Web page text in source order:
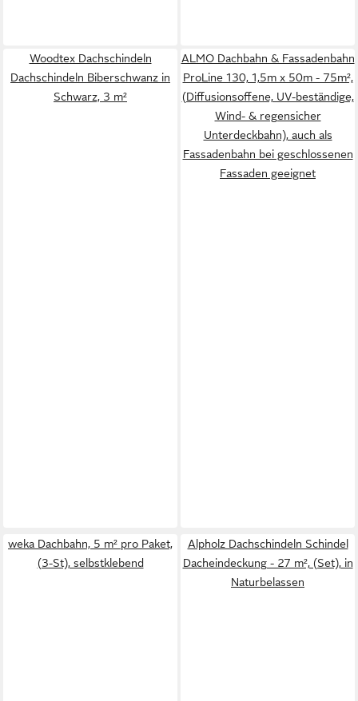
Woodtex Dachschindeln
Dachschindeln Biberschwanz in
Schwarz, 3 m²
ALMO Dachbahn & Fassadenbahn
ProLine 130, 1,5m x 50m - 75m²,
(Diffusionsoffene, UV-beständige,
Wind- & regensicher
Unterdeckbahn), auch als
Fassadenbahn bei geschlossenen
Fassaden geeignet
weka Dachbahn, 5 m² pro Paket,
(3-St), selbstklebend
Alpholz Dachschindeln Schindel
Dacheindeckung - 27 m², (Set), in
Naturbelassen